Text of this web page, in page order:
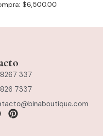
$6,500.00
8267 337
7337